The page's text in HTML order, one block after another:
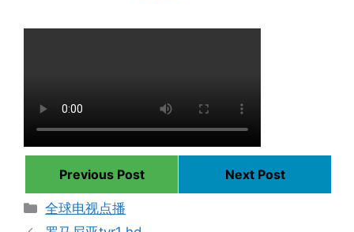
Previous Post
Next Post
Categories
全球电视点播